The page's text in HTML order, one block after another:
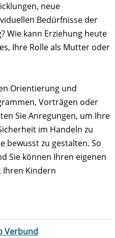
neue
Bedürfnisse der
Wie kann Erziehung heute
Ihre Rolle als Mutter oder
Orientierung und
Vorträgen oder
Sie Anregungen, um Ihre
im Handeln zu
bewusst zu gestalten. So
Sie können Ihren eigenen
Ihren Kindern
Verbund